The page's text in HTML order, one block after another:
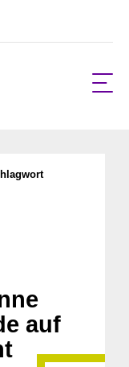
auf